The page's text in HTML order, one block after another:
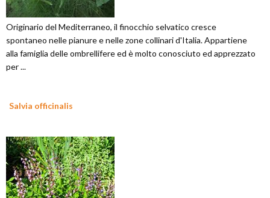
Originario del Mediterraneo, il finocchio selvatico cresce
spontaneo nelle pianure e nelle zone collinari d'Italia. Appartiene
alla famiglia delle ombrellifere ed è molto conosciuto ed apprezzato
per ...
Salvia officinalis